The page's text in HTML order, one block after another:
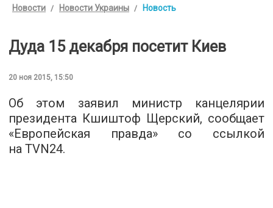
Новости Новости Украины Новость
Дуда 15 декабря посетит Киев
20 ноя 2015, 15:50
Об этом заявил министр канцелярии
президента Кшиштоф Щерский, сообщает
«Европейская правда» со ссылкой
на TVN24.